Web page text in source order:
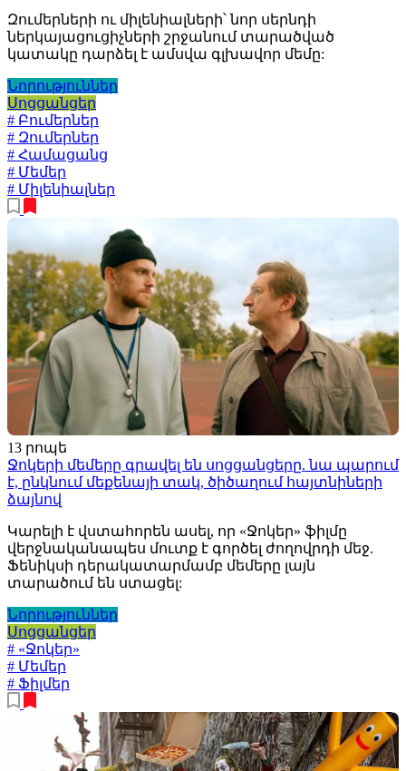
Զումերների ու միլենիալների՝ նոր սերնդի
ներկայացուցիչների շրջանում տարածված
կատակը դարձել է ամսվա գլխավոր մեմը:
Նորություններ
Սոցցանցեր
# Բումերներ
# Զումերներ
# Համացանց
# Մեմեր
# Միլենիալներ
13 րոպե
Ջոկերի մեմերը գրավել են սոցցանցերը. նա պարում
է, ընկնում մեքենայի տակ, ծիծաղում հայտնիների
ձայնով
Կարելի է վստահորեն ասել, որ «Ջոկեր» ֆիլմը
վերջնականապես մուտք է գործել ժողովրդի մեջ.
Ֆենիկսի դերակատարմամբ մեմերը լայն
տարածում են ստացել:
Նորություններ
Սոցցանցեր
# «Ջոկեր»
# Մեմեր
# Ֆիլմեր